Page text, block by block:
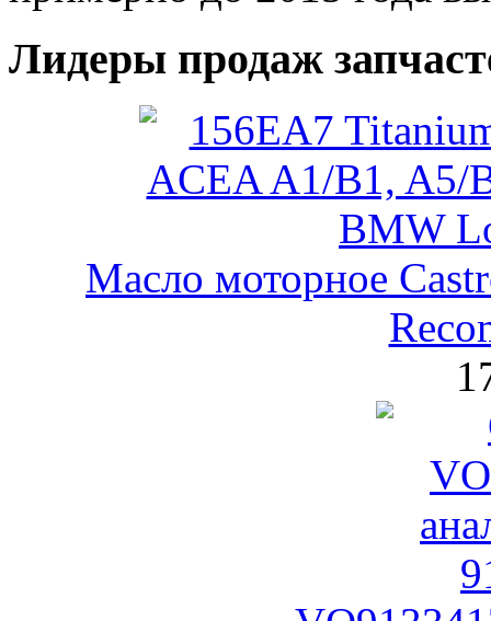
Лидеры продаж
Масло моторное